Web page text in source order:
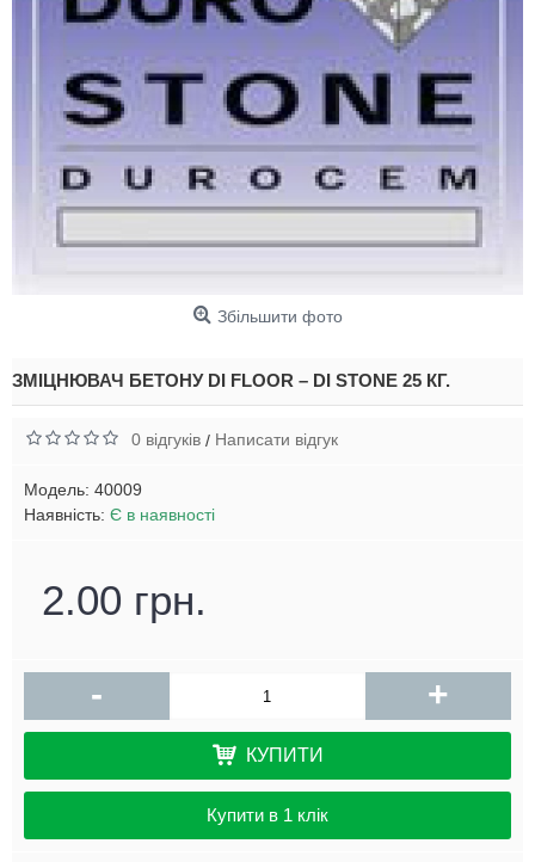
Збільшити фото
ЗМІЦНЮВАЧ БЕТОНУ DI FLOOR – DI STONE 25 КГ.
0 відгуків / Написати відгук
Модель: 40009
Наявність: Є в наявності
2.00 грн.
- +
КУПИТИ
Купити в 1 клік